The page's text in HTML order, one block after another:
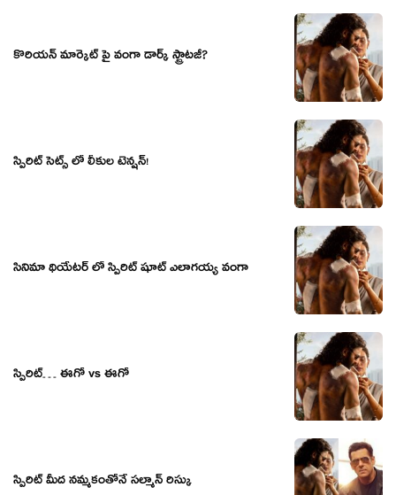
కొరియన్ మార్కెట్ పై వంగా డార్క్ స్ట్రాటజీ?
స్పిరిట్ సెట్స్ లో లీకుల టెన్షన్!
సినిమా థియేటర్ లో స్పిరిట్ షూట్ ఎలాగయ్య వంగా
స్పిరిట్… ఈగో vs ఈగో
స్పిరిట్ మీద నమ్మకంతోనే సల్మాన్ రిస్కు